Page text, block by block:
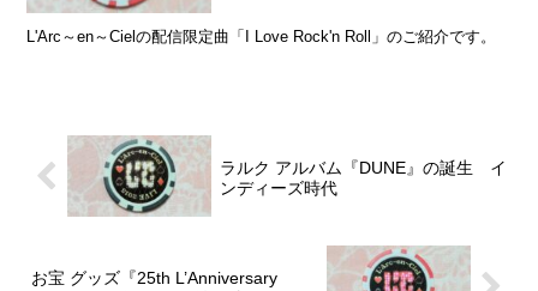
L'Arc～en～Cielの配信限定曲「I Love Rock'n Roll」のご紹介です。
ラルク アルバム『DUNE』の誕生 イ
ンディーズ時代
お宝 グッズ『25th L’Anniversary